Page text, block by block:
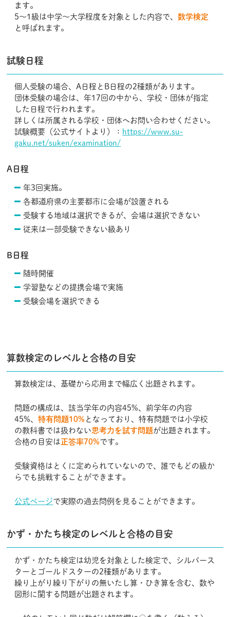
ます。
5～1級は中学～大学程度を対象とした内容で、数学検定
と呼ばれます。
試験日程
個人受験の場合、A日程とB日程の2種類があります。
団体受験の場合は、年17回の中から、学校・団体が指定
した日程で行われます。
詳しくは所属される学校・団体へお問い合わせください。
試験概要（公式サイトより）： https://www.su-
gaku.net/suken/examination/
A日程
年3回実施。
各都道府県の主要都市に会場が設置される
受験する地域は選択できるが、会場は選択できない
従来は一部受験できない級あり
B日程
随時開催
学習塾などの提携会場で実施
受験会場を選択できる
算数検定のレベルと合格の目安
算数検定は、基礎から応用まで幅広く出題されます。
問題の構成は、該当学年の内容45%、前学年の内容
45%、特有問題10% となっており、特有問題では小学校
の教科書では扱わない思考力を試す問題が出題されます。
合格の目安は正答率70%です。
受験資格はとくに定められていないので、誰でもどの級か
らでも挑戦することができます。
公式ページで実際の過去問例を見ることができます。
かず・かたち検定のレベルと合格の目安
かず・かたち検定は幼児を対象とした検定で、シルバース
ターとゴールドスターの2種類があります。
繰り上がり繰り下がりの無いたし算・ひき算を含む、数や
図形に関する問題が出題されます。